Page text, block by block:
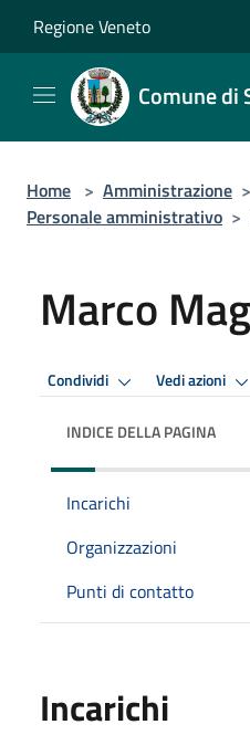
Regione Veneto
Comune di
Home > Amministrazione >
Personale amministrativo >
Marco
Condividi Vedi azioni
INDICE DELLA PAGINA
Incarichi
Organizzazioni
Punti di contatto
Incarichi